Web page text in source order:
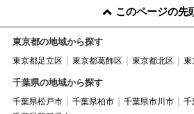
このページの先
東京都の地域から探す
東京都足立区 東京都葛飾区 東京都北区 東
千葉県の地域から探す
千葉県松戸市 千葉県柏市 千葉県市川市
千